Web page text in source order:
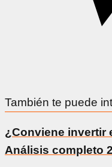
También te puede
¿Conviene invertir
Análisis completo